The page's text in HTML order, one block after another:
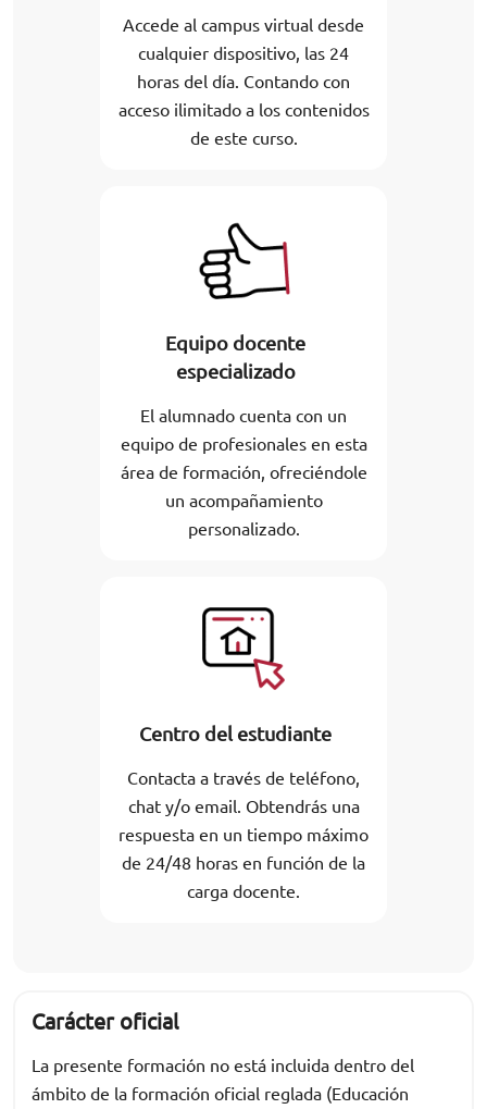
Accede al campus virtual desde
cualquier dispositivo, las 24
horas del día. Contando con
acceso ilimitado a los contenidos
de este curso.
Equipo docente
especializado
El alumnado cuenta con un
equipo de profesionales en esta
área de formación, ofreciéndole
un acompañamiento
personalizado.
Centro del estudiante
Contacta a través de teléfono,
chat y/o email. Obtendrás una
respuesta en un tiempo máximo
de 24/48 horas en función de la
carga docente.
Carácter oficial
La presente formación no está incluida dentro del
ámbito de la formación oficial reglada (Educación